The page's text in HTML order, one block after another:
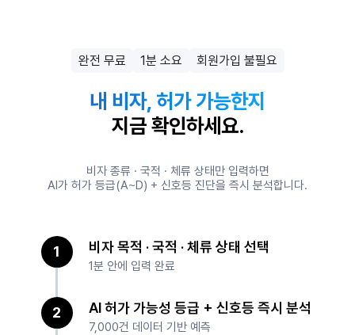
완전 무료 1분 소요 회원가입 불필요
내 비자, 허가 가능한지
지금 확인하세요.
비자 종류 · 국적 · 체류 상태만 입력하면
AI가 허가 등급(A~D) + 신호등 진단을 즉시 분석합니다.
1 비자 목적 · 국적 · 체류 상태 선택
1분 안에 입력 완료
2 AI 허가 가능성 등급 + 신호등 즉시 분석
7,000건 데이터 기반 예측